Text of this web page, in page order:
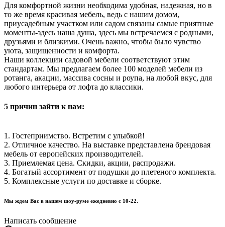
Для комфортной жизни необходима удобная, надежная, но в
то же время красивая мебель, ведь с нашим домом,
приусадебным участком или садом связаны самые приятные
моменты-здесь наша душа, здесь мы встречаемся с родными,
друзьями и близкими. Очень важно, чтобы было чувство
уюта, защищенности и комфорта.
Наши коллекции садовой мебели соответствуют этим
стандартам. Мы предлагаем более 100 моделей мебели из
ротанга, акации, массива сосны и роупа, на любой вкус, для
любого интерьера от лофта до классики.
5 причин зайти к нам:
1. Гостеприимство. Встретим с улыбкой!
2. Отличное качество. На выставке представлена брендовая
мебель от европейских производителей.
3. Приемлемая цена. Скидки, акции, распродажи.
4. Богатый ассортимент от подушки до плетеного комплекта.
5. Комплексные услуги по доставке и сборке.
Мы ждем Вас в нашем шоу-руме ежедневно с 10-22.
Написать сообщение